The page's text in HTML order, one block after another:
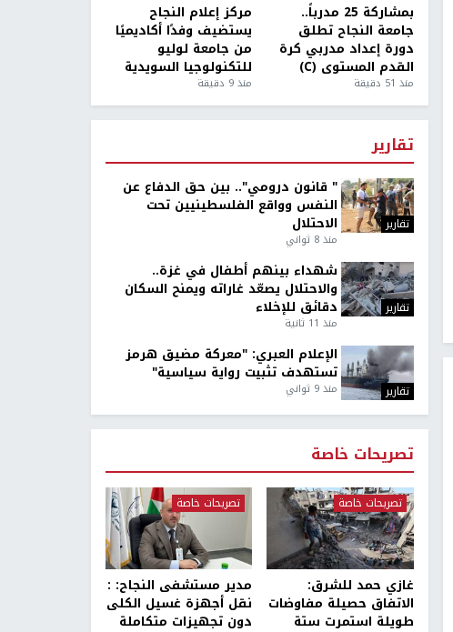
بمشاركة 25 مدرباً..
جامعة النجاح تطلق
دورة إعداد مدربي كرة
القدم المستوى (C)
منذ 51 دقيقة
مركز إعلام النجاح
يستضيف وفدًا أكاديميًا
من جامعة لوليو
للتكنولوجيا السويدية
منذ 9 دقيقة
تقارير
تقارير
" قانون درومي".. بين حق الدفاع عن
النفس وواقع الفلسطينيين تحت
الاحتلال
منذ 8 ثواني
تقارير
شهداء بينهم أطفال في غزة..
والاحتلال يصعّد غاراته ويمنح السكان
دقائق للإخلاء
منذ 11 ثانية
تقارير
الإعلام العبري: "معركة مضيق هرمز
تستهدف تثبيت رواية سياسية"
منذ 9 ثواني
تصريحات خاصة
تصريحات خاصة
غازي حمد للشرق:
الاتفاق حصيلة مفاوضات
طويلة استمرت ستة
تصريحات خاصة
مدير مستشفى النجاح: :
نقل أجهزة غسيل الكلى
دون تجهيزات متكاملة